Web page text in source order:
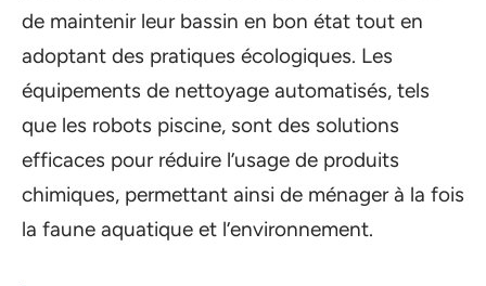
de maintenir leur bassin en bon état tout en
adoptant des pratiques écologiques. Les
équipements de nettoyage automatisés, tels
que les robots piscine, sont des solutions
efficaces pour réduire l’usage de produits
chimiques, permettant ainsi de ménager à la fois
la faune aquatique et l’environnement.